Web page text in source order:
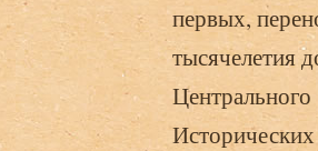
первых,
тысячелетия
Центрального